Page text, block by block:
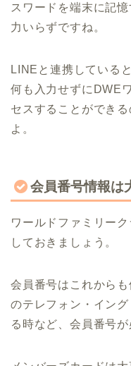
スワードを端末に記
力いらずですね。
LINEと連携している
何も入力せずにDWE
セスすることができ
よ。
会員番号情報は
ワールドファミリー
しておきましょう。
会員番号はこれから
のテレフォン・イン
る時など、会員番号が